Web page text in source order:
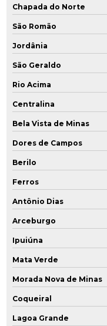
Chapada do Norte
São Romão
Jordânia
São Geraldo
Rio Acima
Centralina
Bela Vista de Minas
Dores de Campos
Berilo
Ferros
Antônio Dias
Arceburgo
Ipuiúna
Mata Verde
Morada Nova de Minas
Coqueiral
Lagoa Grande